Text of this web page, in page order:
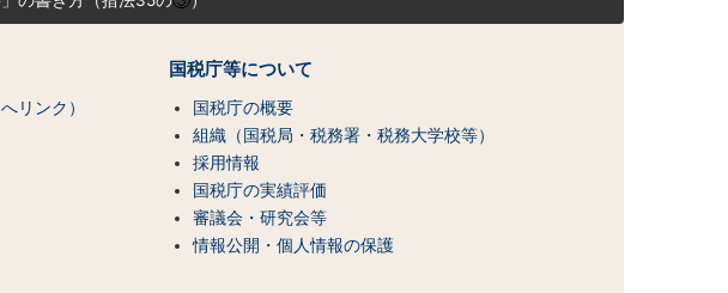
リンク）
国税庁等について
国税庁の概要
組織（国税局・税務署・税務大学校等）
採用情報
国税庁の実績評価
審議会・研究会等
情報公開・個人情報の保護